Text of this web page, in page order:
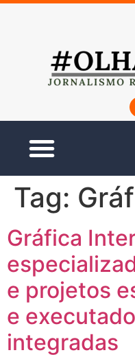
Tag:
Gráfica
e projetos
e
integradas